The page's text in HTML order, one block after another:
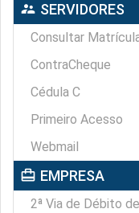
supervisor_account SERVIDORES
Consultar
ContraCheque
Cédula C
Primeiro Acesso
Webmail
card_travel EMPRESA
2ª Via de Débito